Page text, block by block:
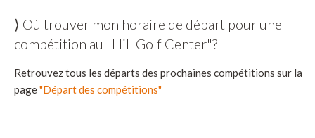
⟩ Où trouver mon horaire de départ pour une
compétition au "Hill Golf Center"?
Retrouvez tous les départs des prochaines compétitions sur la
page"Départ des compétitions"